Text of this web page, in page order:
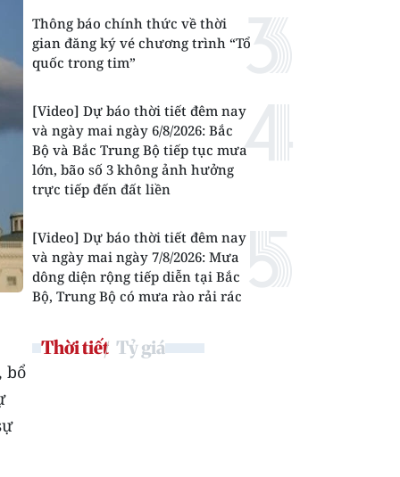
bổ
Thông báo chính thức về thời
gian đăng ký vé chương trình “Tổ
quốc trong tim”
[Video] Dự báo thời tiết đêm nay
và ngày mai ngày 6/8/2026: Bắc
Bộ và Bắc Trung Bộ tiếp tục mưa
lớn, bão số 3 không ảnh hưởng
trực tiếp đến đất liền
[Video] Dự báo thời tiết đêm nay
và ngày mai ngày 7/8/2026: Mưa
dông diện rộng tiếp diễn tại Bắc
Bộ, Trung Bộ có mưa rào rải rác
Thời tiết Tỷ giá